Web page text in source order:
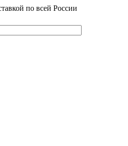
по всей России